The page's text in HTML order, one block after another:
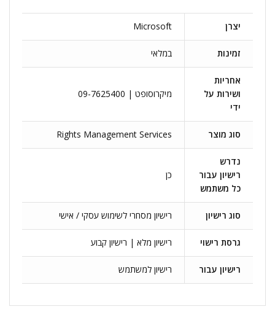
יצרן Microsoft
זמינות במלאי
אחריות
ושירות על
ידי
מיקרוסופט | 09-7625400
סוג מוצר Rights Management Services
נדרש
רישיון עבור
כל משתמש
כן
סוג רישיון רישיון מסחרי לשימוש עסקי / אישי
גרסת רישוי רישיון מלא | רישיון קבוע
רישיון עבור רישיון למשתמש